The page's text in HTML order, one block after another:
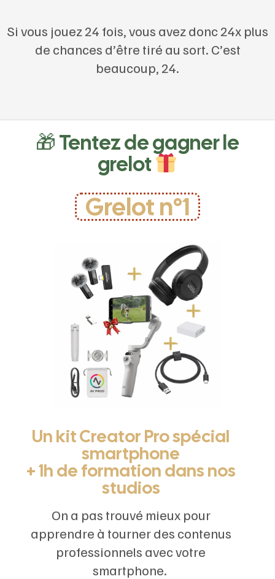
Si vous jouez 24 fois, vous avez donc 24x plus
de chances d’être tiré au sort. C’est
beaucoup, 24.
🎁 Tentez de gagner le
grelot
Grelot n°1
Un kit Creator Pro spécial
smartphone
+ 1h de formation dans nos
studios
On a pas trouvé mieux pour
apprendre à tourner des contenus
professionnels avec votre
smartphone.